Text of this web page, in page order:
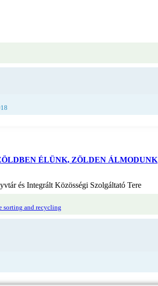
ÉLÜNK, ZÖLDEN ÁLMODUNK
és Integrált Közösségi Szolgáltató Tere
sorting and recycling